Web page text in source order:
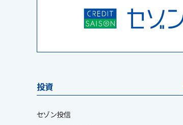
投資
セゾン投信